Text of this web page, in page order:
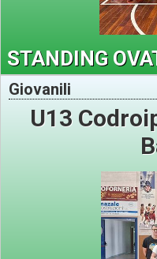
STANDING
Giovanili
U13